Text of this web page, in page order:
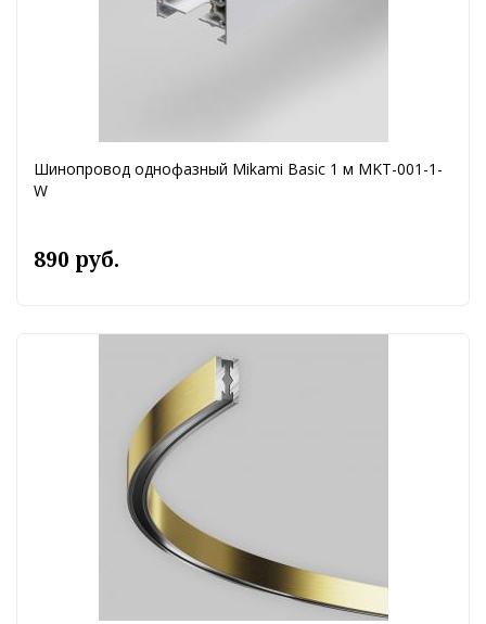
Шинопровод однофазный Mikami Basic 1 м MKT-001-1-
W
890 руб.